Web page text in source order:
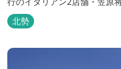
泉・宿泊棟・離れ宿・苺ハウ
と『食』が集結しております。 【『癒し』の追求 】 ◆源泉
掛け流し「片岡温泉」 片岡
北勢